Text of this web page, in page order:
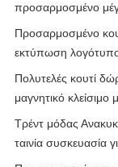
προσαρμοσμένο
Προσαρμοσμένο
εκτύπωση
Πολυτελές κουτί
μαγνητικό κλείσιμο
Τρέντ μόδας
ταινία συσκευασία